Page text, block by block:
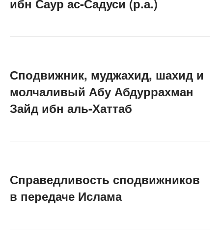
ибн Саур ас-Садуси (р.а.)
Сподвижник, муджахид, шахид и
молчаливый Абу Абдуррахман
Зайд ибн аль-Хаттаб
Справедливость сподвижников
в передаче Ислама